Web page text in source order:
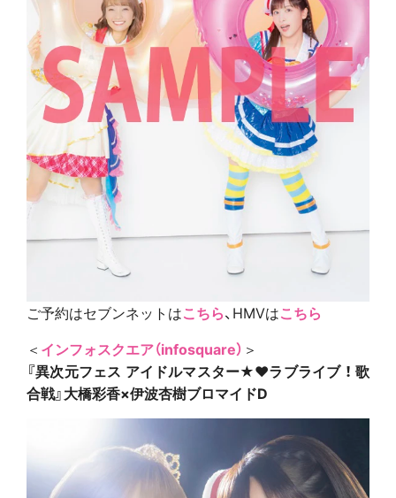
ご予約はセブンネットはこちら、HMVはこちら
＜ インフォスクエア（infosquare） ＞
『異次元フェス アイドルマスター★♥ラブライブ ！ 歌
合戦』大橋彩香×伊波杏樹ブロマイドD